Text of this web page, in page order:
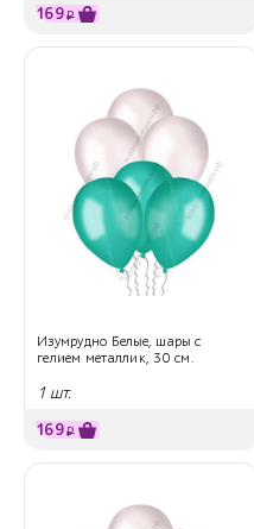
169₽
Изумрудно Белые, шары с
гелием металлик, 30 см.
1 шт.
169₽